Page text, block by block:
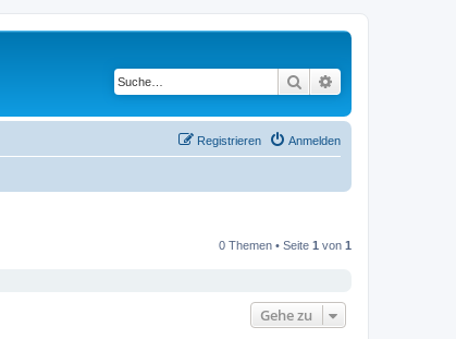
Suche
Anmelden
Registrieren
0 Themen • Seite 1 von 1
Gehe zu